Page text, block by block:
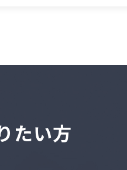
たい方